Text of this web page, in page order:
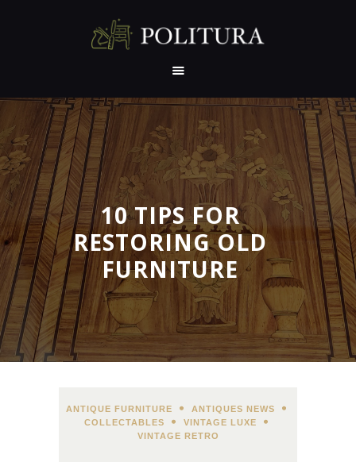
10 TIPS FOR
RESTORING OLD
FURNITURE
NASLOVNA
O NAMA
PRE I POSLE
REFERENCE
SERTIFIKATI
PREPORUKE
IZLOŽBE
RADIONICA
GALERIJA
KONTAKT
ANTIQUE FURNITURE ANTIQUES NEWS
COLLECTABLES
VINTAGE LUXE
VINTAGE RETRO